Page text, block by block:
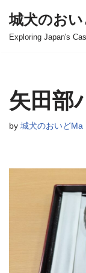
コ
ツ
へ
キ
城犬のお
Exploring Japan's
矢田部
by 城犬のおいどMa